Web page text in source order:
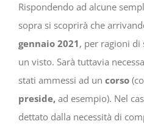
Rispondendo ad alcune
sopra si scoprirà che
gennaio 2021, per ragioni di
un visto. Sarà tuttavia
stati ammessi ad un corso
preside, ad esempio). Nel
dettato dalla necessità di